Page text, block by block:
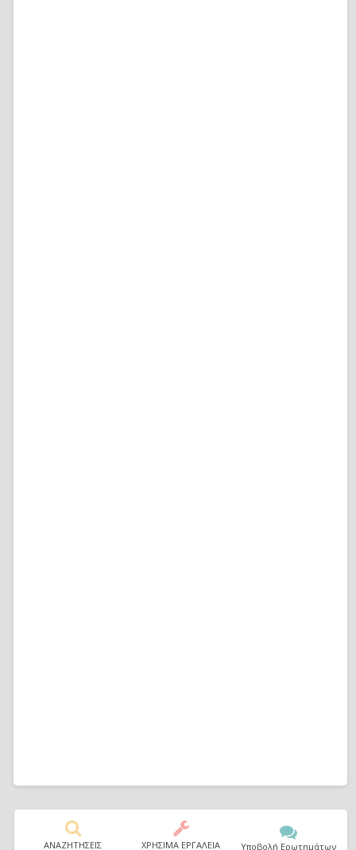
ΑΝΑΖΗΤΗΣΕΙΣ ΧΡΗΣΙΜΑ ΕΡΓΑΛΕΙΑ Υποβολή Ερωτημάτων